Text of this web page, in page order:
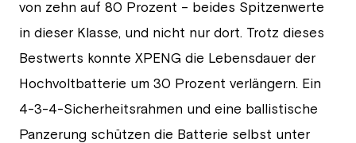
von zehn auf 80 Prozent – beides Spitzenwerte
in dieser Klasse, und nicht nur dort. Trotz dieses
Bestwerts konnte XPENG die Lebensdauer der
Hochvoltbatterie um 30 Prozent verlängern. Ein
4-3-4-Sicherheitsrahmen und eine ballistische
Panzerung schützen die Batterie selbst unter